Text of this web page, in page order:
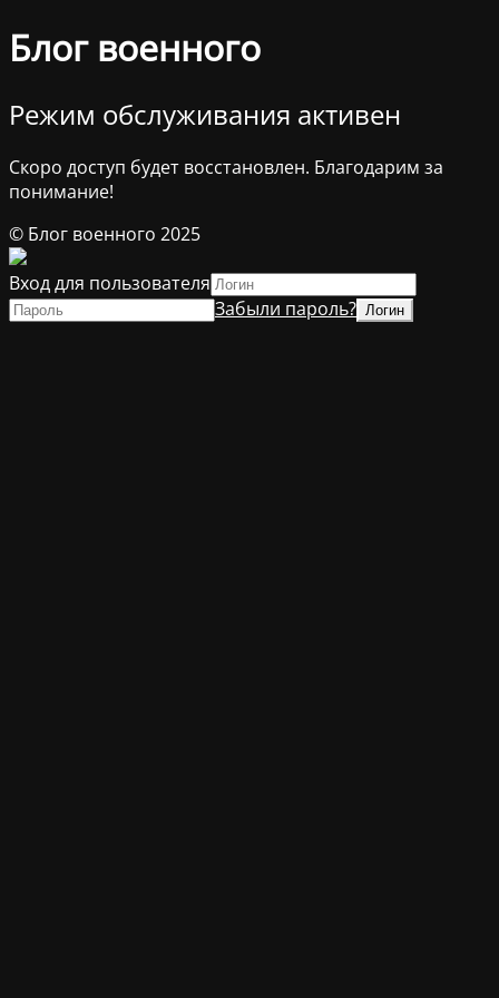
Блог военного
Режим обслуживания активен
Скоро доступ будет восстановлен. Благодарим за
понимание!
© Блог военного 2025
Вход для пользователя
Забыли пароль?